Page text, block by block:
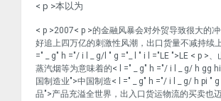
< p >本以为
< p >2007< p >的金融风暴会对外贸导致很大的
好追上四万亿的刺激性风潮，出口货量不减持续
=" _ g" h ="/ i l _ g/l " g ="_ l " i l ="LE ">LE < p >、
蒸汽烟等为意味着的< l =" _ g" h ="/ i l _ g/ h gg
国制造业">中国制造< l =" _ g" h ="/ i l _ g/ h pi "
品">产品充溢全世界，出入口货运物流的买卖也